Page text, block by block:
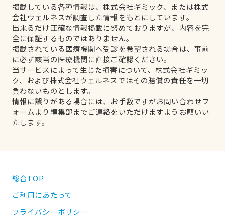
掲載している各種情報は、株式会社ギミック、または株式
会社ウェルネスが調査した情報をもとにしています。
出来るだけ正確な情報掲載に努めておりますが、内容を完
全に保証するものではありません。
掲載されている医療機関へ受診を希望される場合は、事前
に必ず該当の医療機関に直接ご確認ください。
当サービスによって生じた損害について、株式会社ギミッ
ク、および株式会社ウェルネスではその賠償の責任を一切
負わないものとします。
情報に誤りがある場合には、お手数ですがお問い合わせフ
ォームより編集部までご連絡をいただけますようお願いい
たします。
総合TOP
ご利用にあたって
プライバシーポリシー